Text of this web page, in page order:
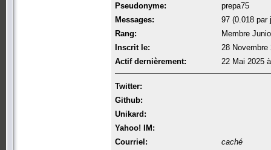
Pseudonyme:
prepa75
Messages:
97 (0.018 par
Rang:
Membre
Inscrit le:
28 Novembre
Actif dernièrement:
22 Mai 2025
Twitter:
Github:
Unikard:
Yahoo! IM:
Courriel:
caché